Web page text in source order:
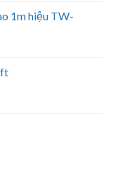
1m hiệu TW-